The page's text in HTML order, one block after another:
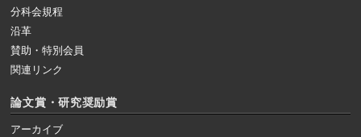
分科会規程
沿革
賛助・特別会員
関連リンク
論文賞・研究奨励賞
アーカイブ